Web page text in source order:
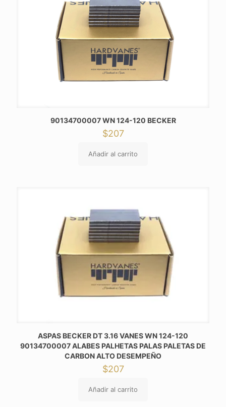
90134700007 WN 124-120 BECKER
$207
Añadir al carrito
ASPAS BECKER DT 3.16 VANES WN 124-120
90134700007 ALABES PALHETAS PALAS PALETAS DE
CARBON ALTO DESEMPEÑO
$207
Añadir al carrito